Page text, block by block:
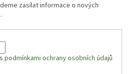
zasílat informace o nových
podmínkami ochrany osobních údajů